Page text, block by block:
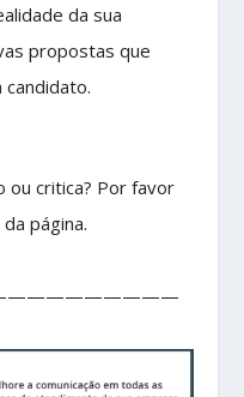
da sua
propostas que
ou critica? Por favor
página.